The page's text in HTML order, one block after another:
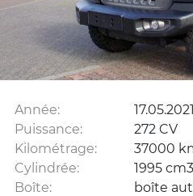
Année:
17.05.2021
Puissance:
272 CV
Kilométrage:
37000
Cylindrée:
1995 cm3
Boîte:
boîte